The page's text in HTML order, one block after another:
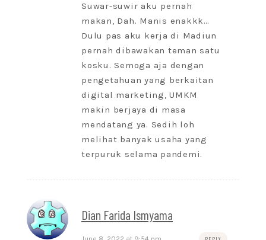
Suwar-suwir aku pernah
makan, Dah. Manis enakkk…
Dulu pas aku kerja di Madiun
pernah dibawakan teman satu
kosku. Semoga aja dengan
pengetahuan yang berkaitan
digital marketing, UMKM
makin berjaya di masa
mendatang ya. Sedih loh
melihat banyak usaha yang
terpuruk selama pandemi.
Dian Farida Ismyama